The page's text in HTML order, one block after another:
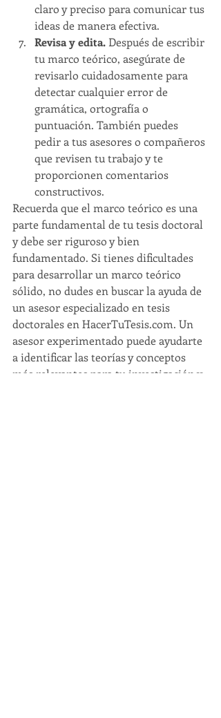
claro y preciso para comunicar tus
ideas de manera efectiva.
Revisa y edita. Después de escribir
tu marco teórico, asegúrate de
revisarlo cuidadosamente para
detectar cualquier error de
gramática, ortografía o
puntuación. También puedes
pedir a tus asesores o compañeros
que revisen tu trabajo y te
proporcionen comentarios
constructivos.
Recuerda que el marco teórico es una
parte fundamental de tu tesis doctoral
y debe ser riguroso y bien
fundamentado. Si tienes dificultades
para desarrollar un marco teórico
sólido, no dudes en buscar la ayuda de
un asesor especializado en tesis
doctorales en HacerTuTesis.com. Un
asesor experimentado puede ayudarte
a identificar las teorías y conceptos
más relevantes para tu investigación y